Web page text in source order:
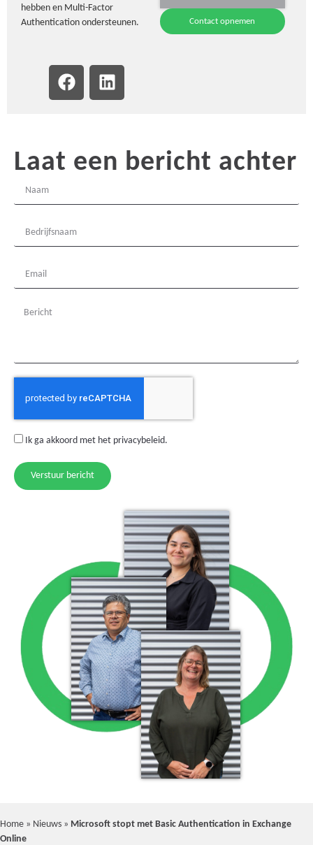
hebben en Multi-Factor
Authentication ondersteunen.
Contact opnemen
Laat een bericht achter
Ik ga akkoord met het privacybeleid.
Verstuur bericht
Home » Nieuws » Microsoft stopt met Basic Authentication in Exchange
Online